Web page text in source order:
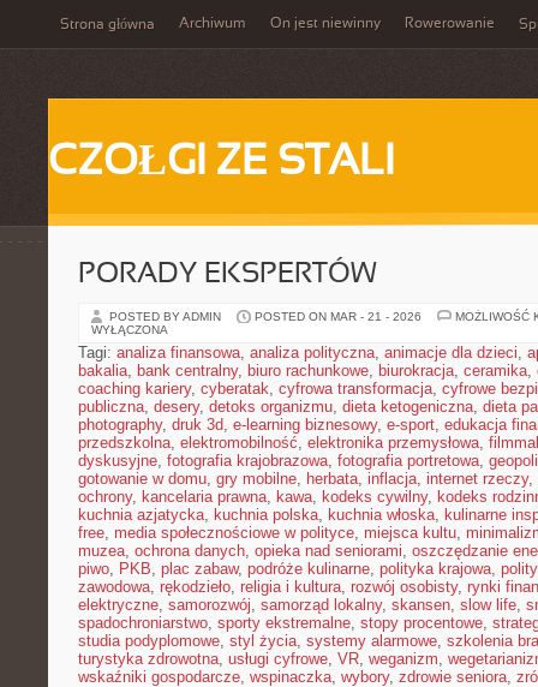
Strona główna Archiwum On jest niewinny Rowerowanie
CZOŁGI ZE STALI
PORADY EKSPERTÓW
POSTED BY ADMIN POSTED ON MAR - 21 - 2026
MOŻLIWOŚĆ
WYŁĄCZONA
Tagi: analiza finansowa, analiza polityczna, animacje dla dzieci,
bakalia, bank centralny, biuro rachunkowe, biurokracja, ceramika,
coaching kariery, cyberatak, cyfrowa transformacja, cyfrowe
publiczna, desery, detoks organizmu, dieta ketogeniczna, dieta
photography, druk 3d, e-learning biznesowy, e-sport, edukacja
przedszkolna, elektromobilność, elektronika przemysłowa,
dyskusyjne, fotografia krajobrazowa, fotografia portretowa,
gotowanie w domu, gry mobilne, herbata, inflacja, internet rzeczy,
ochrony, kancelaria prawna, kawa, kodeks cywilny, kodeks
kuchnia azjatycka, kuchnia polska, kuchnia włoska, kulinarne
free, media społecznościowe w polityce, miejsca kultu,
muzea, ochrona danych, opieka nad seniorami, oszczędzanie
piwo, PKB, plac zabaw, podróże kulinarne, polityka krajowa,
zawodowa, rękodzieło, religia i kultura, rozwój osobisty, rynki
elektryczne, samorozwój, samorząd lokalny, skansen, slow life,
spadochroniarstwo, sporty ekstremalne, stopy procentowe,
studia podyplomowe, styl życia, systemy alarmowe, szkolenia
turystyka zdrowotna, usługi cyfrowe, VR, weganizm,
wskaźniki gospodarcze, wspinaczka, wybory, zdrowie seniora,